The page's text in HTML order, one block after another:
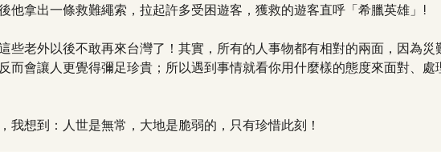
他拿出一條救難繩索，拉起許多受困遊客，獲救的遊客直呼「希臘英雄」!
些老外以後不敢再來台灣了！其實，所有的人事物都有相對的兩面，因為災
而會讓人更覺得彌足珍貴；所以遇到事情就看你用什麼樣的態度來面對、處
我想到：人世是無常，大地是脆弱的，只有珍惜此刻！